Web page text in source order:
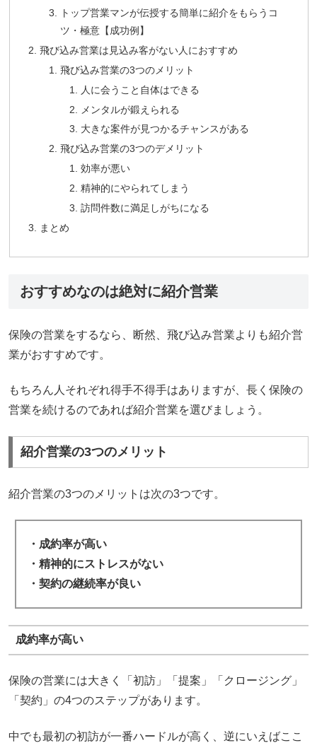
トップ営業マンが伝授する簡単に紹介をもらうコ
ツ・極意【成功例】
飛び込み営業は見込み客がない人におすすめ
飛び込み営業の3つのメリット
人に会うこと自体はできる
メンタルが鍛えられる
大きな案件が見つかるチャンスがある
飛び込み営業の3つのデメリット
効率が悪い
精神的にやられてしまう
訪問件数に満足しがちになる
まとめ
おすすめなのは絶対に紹介営業
保険の営業をするなら、断然、飛び込み営業よりも紹介営
業がおすすめです。
もちろん人それぞれ得手不得手はありますが、長く保険の
営業を続けるのであれば紹介営業を選びましょう。
紹介営業の3つのメリット
紹介営業の3つのメリットは次の3つです。
・成約率が高い
・精神的にストレスがない
・契約の継続率が良い
成約率が高い
保険の営業には大きく「初訪」「提案」「クロージング」
「契約」の4つのステップがあります。
中でも最初の初訪が一番ハードルが高く、逆にいえばここ